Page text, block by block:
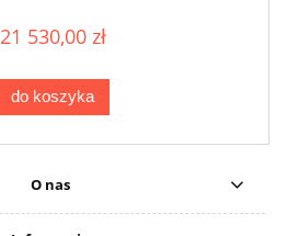
21 530,00 zł
do koszyka
O nas